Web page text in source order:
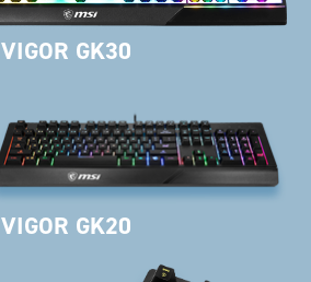
VIGOR GK30
VIGOR GK20